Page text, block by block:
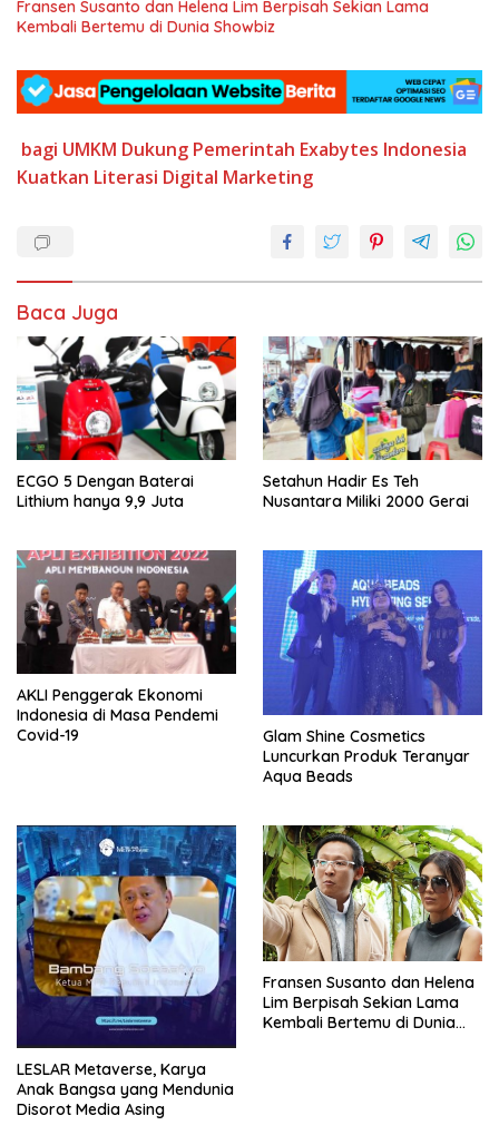
Fransen Susanto dan Helena Lim Berpisah Sekian Lama
Kembali Bertemu di Dunia Showbiz
bagi UMKM Dukung Pemerintah Exabytes Indonesia
Kuatkan Literasi Digital Marketing
Baca Juga
ECGO 5 Dengan Baterai
Lithium hanya 9,9 Juta
Setahun Hadir Es Teh
Nusantara Miliki 2000 Gerai
AKLI Penggerak Ekonomi
Indonesia di Masa Pendemi
Covid-19
Glam Shine Cosmetics
Luncurkan Produk Teranyar
Aqua Beads
LESLAR Metaverse, Karya
Anak Bangsa yang Mendunia
Disorot Media Asing
Fransen Susanto dan Helena
Lim Berpisah Sekian Lama
Kembali Bertemu di Dunia